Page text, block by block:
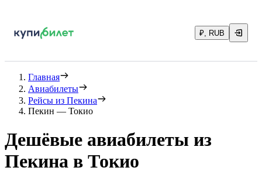
₽, RUB
Главная
Авиабилеты
Рейсы из Пекина
Пекин — Токио
Дешёвые авиабилеты из
Пекина в Токио